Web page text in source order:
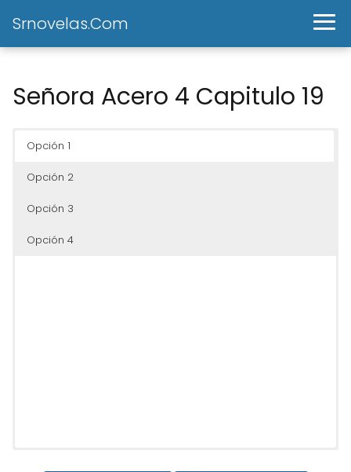
Srnovelas.Com
Señora Acero 4 Capitulo 19
Opción 1
Opción 2
Opción 3
Opción 4